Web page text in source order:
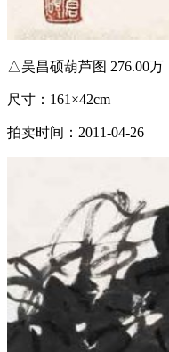
△吴昌硕葫芦图 276.00万
尺寸：161×42cm
拍卖时间：2011-04-26